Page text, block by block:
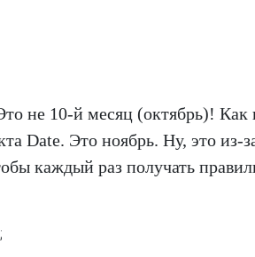
не 10-й месяц (октябрь)!
Date. Это ноябрь. Ну, это
каждый раз получать